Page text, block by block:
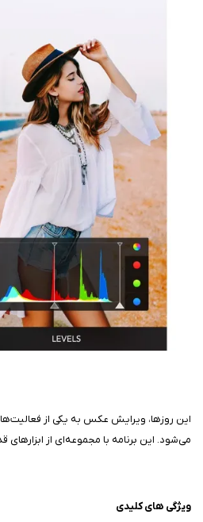
می‌شود. این برنامه با مجموعه‌ای از
ویژگی‌ های کلیدی